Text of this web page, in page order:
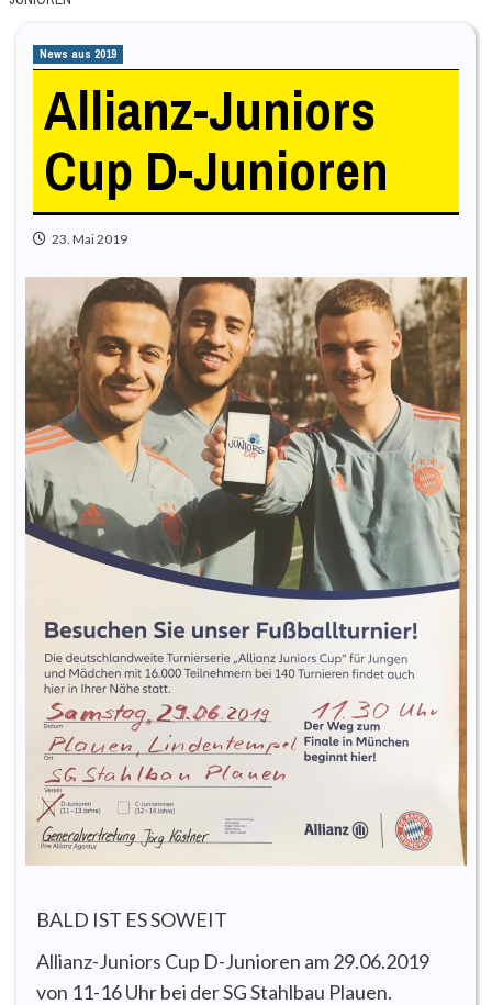
News aus 2019
Allianz-Juniors
Cup D-Junioren
23. Mai 2019
BALD IST ES SOWEIT
Allianz-Juniors Cup D-Junioren am 29.06.2019
von 11-16 Uhr bei der SG Stahlbau Plauen.